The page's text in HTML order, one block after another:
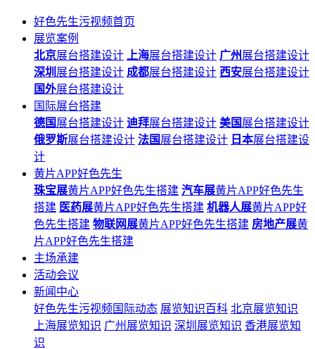
好色先生污视频首页
展览案例
北京展台搭建设计 上海展台搭建设计 广州展台搭建设计
深圳 展台搭建设计 成都展台搭建设计 西安展台搭建设计
国外展台搭建设计
国际展台搭建
德国 展台搭建设计 迪拜展台搭建设计 美国 展台搭建设计
俄罗斯展台搭建设计 法国 展台搭建设计 日本展台搭建设
计
黄片APP好色先生
珠宝展黄片APP好色先生搭建 汽车展黄片APP好色先生
搭建 医药展黄片APP好色先生搭建 机器人展黄片APP好
色先生搭建 物联网展黄片APP好色先生搭建 房地产展黄
片APP好色先生搭建
主场承建
活动会议
新闻中心
好色先生污视频国际动态 展览知识百科 北京展览知识
上海展览知识 广州展览知识 深圳展览知识 香港展览知
识